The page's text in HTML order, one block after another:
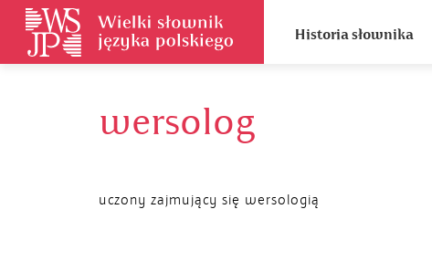
Historia słownika
wersolog
uczony zajmujący się wersologią